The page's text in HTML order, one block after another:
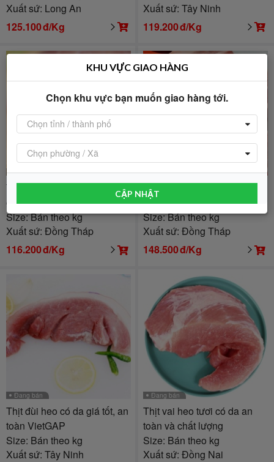
Xuất sứ: Long An
125.100đ/Kg
Xuất sứ: Tây Ninh
119.200đ/Kg
Đang bán
Thịt đùi heo tươi thơm ngon,
giá tốt và an toàn
Size: Bán theo kg
Xuất sứ: Đồng Tháp
116.200đ/Kg
Đang bán
Thịt ba chỉ heo (ba rọi) tươi
ngon
Size: Bán theo kg
Xuất sứ: Đồng Tháp
148.500đ/Kg
Đang bán
Thịt đùi heo có da giá tốt, an
toàn VietGAP
Size: Bán theo kg
Xuất sứ: Tây Ninh
Đang bán
Thịt vai heo tươi có da an
toàn và chất lượng
Size: Bán theo kg
Xuất sứ: Đồng Nai
KHU VỰC GIAO HÀNG
Chọn khu vực bạn muốn giao hàng tới.
Chọn tỉnh / thành phố
Chọn phường / Xã
CẬP NHẬT